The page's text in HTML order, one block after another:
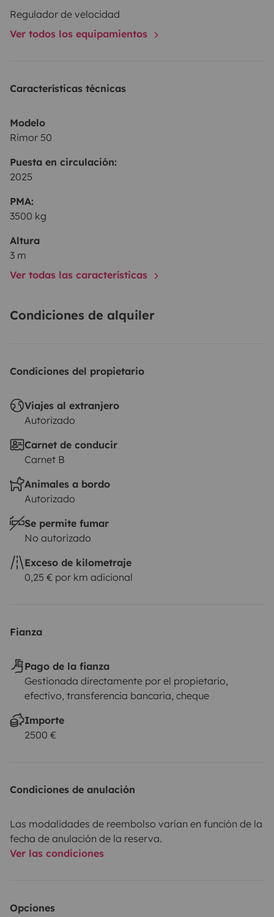
Regulador de velocidad
Ver todos los equipamientos
Características técnicas
Modelo
Rimor 50
Puesta en circulación:
2025
PMA:
3500 kg
Altura
3 m
Ver todas las características
Condiciones de alquiler
Condiciones del propietario
Viajes al extranjero
Autorizado
Carnet de conducir
Carnet B
Animales a bordo
Autorizado
Se permite fumar
No autorizado
Exceso de kilometraje
0,25 € por km adicional
Fianza
Pago de la fianza
Gestionada directamente por el propietario,
efectivo, transferencia bancaria, cheque
Importe
2500 €
Condiciones de anulación
Las modalidades de reembolso varían en función de la
fecha de anulación de la reserva.
Ver las condiciones
Opciones